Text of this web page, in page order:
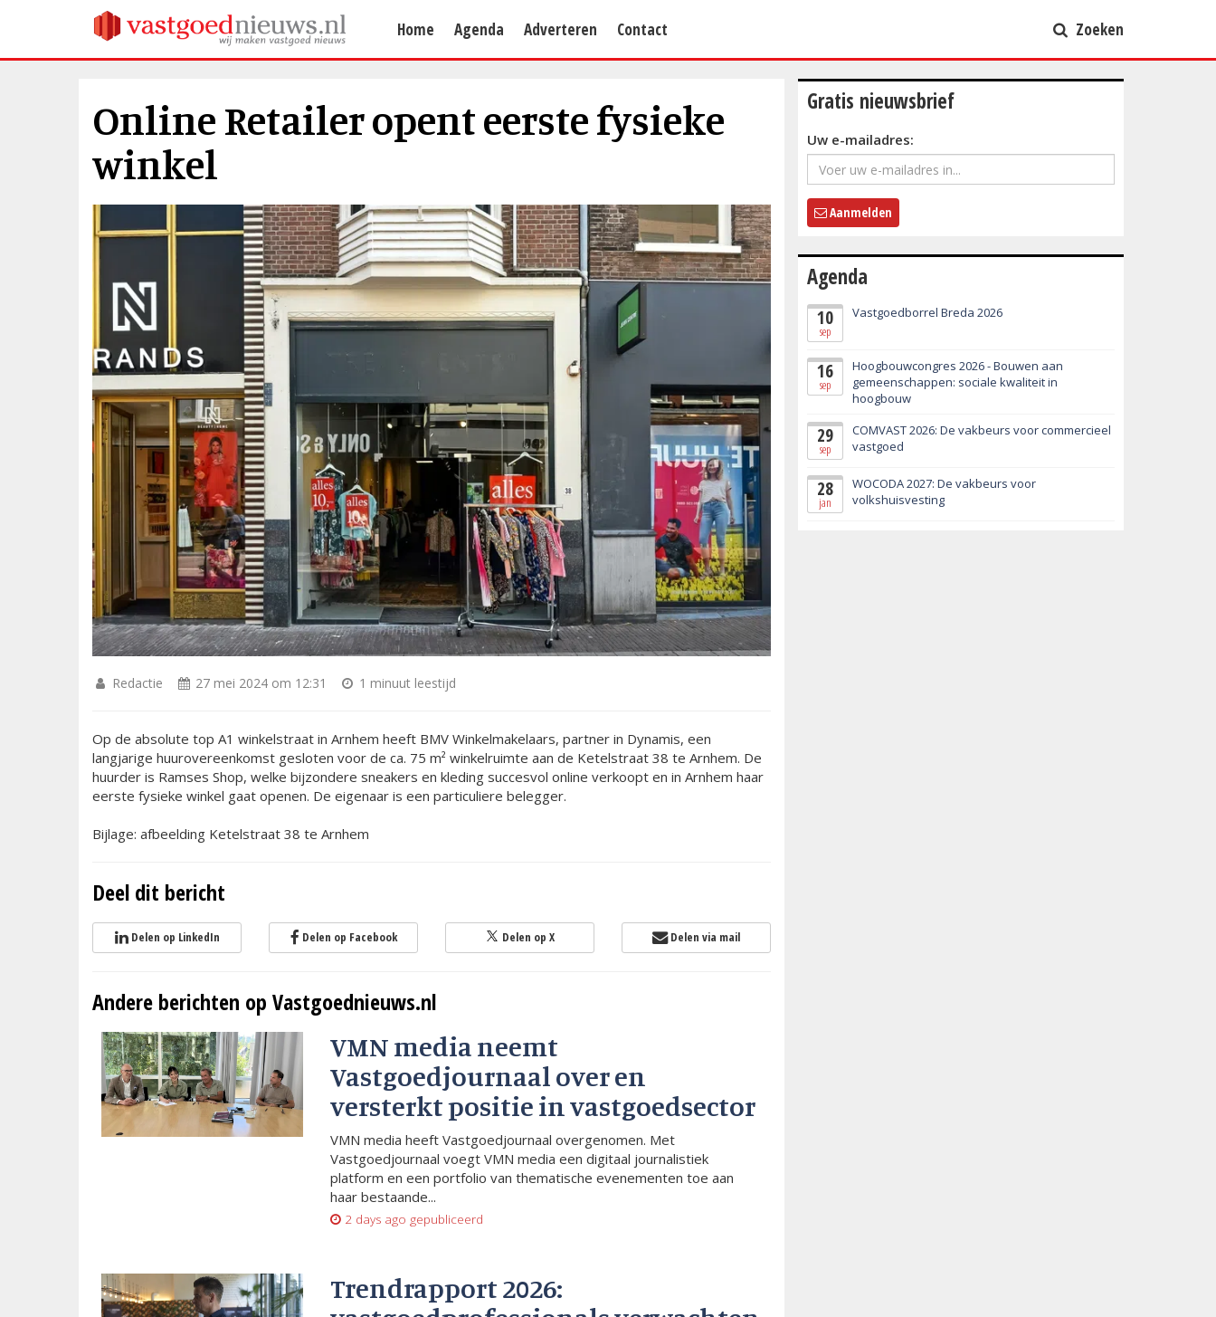
Home Agenda Adverteren Contact Zoeken
Online Retailer opent eerste fysieke
winkel
Redactie 27 mei 2024 om 12:31 1 minuut leestijd
Op de absolute top A1 winkelstraat in Arnhem heeft BMV Winkelmakelaars, partner in Dynamis, een
langjarige huurovereenkomst gesloten voor de ca. 75 m² winkelruimte aan de Ketelstraat 38 te Arnhem. De
huurder is Ramses Shop, welke bijzondere sneakers en kleding succesvol online verkoopt en in Arnhem haar
eerste fysieke winkel gaat openen. De eigenaar is een particuliere belegger.
Bijlage: afbeelding Ketelstraat 38 te Arnhem
Deel dit bericht
Delen op LinkedIn Delen op Facebook Delen op X Delen via mail
Andere berichten op Vastgoednieuws.nl
VMN media neemt
Vastgoedjournaal over en
versterkt positie in vastgoedsector
VMN media heeft Vastgoedjournaal overgenomen. Met
Vastgoedjournaal voegt VMN media een digitaal journalistiek
platform en een portfolio van thematische evenementen toe aan
haar bestaande...
2 days ago gepubliceerd
Trendrapport 2026:
Gratis nieuwsbrief
Uw e-mailadres:
Aanmelden
Agenda
10
sep
Vastgoedborrel Breda 2026
16
sep
Hoogbouwcongres 2026 - Bouwen aan
gemeenschappen: sociale kwaliteit in
hoogbouw
29
sep
COMVAST 2026: De vakbeurs voor commercieel
vastgoed
28
jan
WOCODA 2027: De vakbeurs voor
volkshuisvesting